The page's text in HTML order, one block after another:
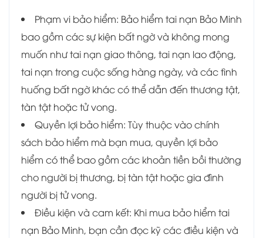
Phạm vi bảo hiểm: Bảo hiểm tai nạn Bảo Minh
bao gồm các sự kiện bất ngờ và không mong
muốn như tai nạn giao thông, tai nạn lao động,
tai nạn trong cuộc sống hàng ngày, và các tình
huống bất ngờ khác có thể dẫn đến thương tật,
tàn tật hoặc tử vong.
Quyền lợi bảo hiểm: Tùy thuộc vào chính
sách bảo hiểm mà bạn mua, quyền lợi bảo
hiểm có thể bao gồm các khoản tiền bồi thường
cho người bị thương, bị tàn tật hoặc gia đình
người bị tử vong.
Điều kiện và cam kết: Khi mua bảo hiểm tai
nạn Bảo Minh, bạn cần đọc kỹ các điều kiện và